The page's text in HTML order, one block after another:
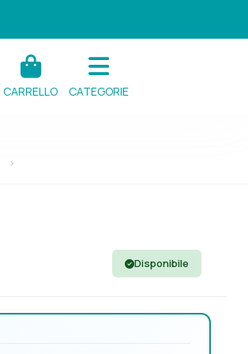
CARRELLO CATEGORIE
Disponibile